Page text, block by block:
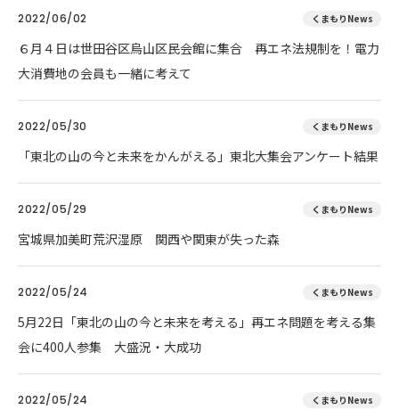
2022/06/02 くまもりNews
６月４日は世田谷区烏山区民会館に集合 再エネ法規制を！電力
大消費地の会員も一緒に考えて
2022/05/30 くまもりNews
「東北の山の今と未来をかんがえる」東北大集会アンケート結果
2022/05/29 くまもりNews
宮城県加美町荒沢湿原 関西や関東が失った森
2022/05/24 くまもりNews
5月22日「東北の山の今と未来を考える」再エネ問題を考える集
会に400人参集 大盛況・大成功
2022/05/24 くまもりNews